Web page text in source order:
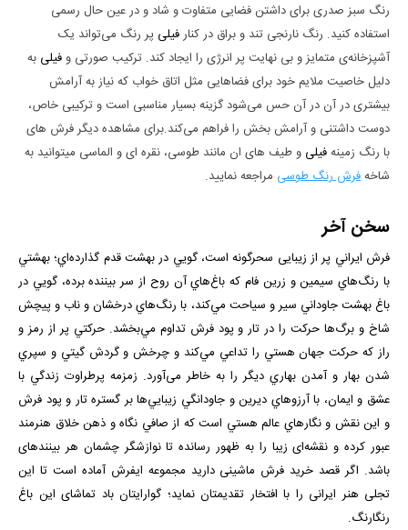
رنگ سبز صدری برای داشتن فضایی متفاوت و شاد و در عین حال رسمی
استفاده کنید. رنگ نارنجی تند و براق در کنارفیلی پر رنگ می‌تواند یک
آشپزخانه‌ی متمایز و بی نهایت پر انرژی را ایجاد کند. ترکیب صورتی و فیلی به
دلیل خاصیت ملایم خود برای فضا‌هایی مثل اتاق خواب که نیاز به آرامش
بیشتری در آن در آن حس می‌شود گزینه بسیار مناسبی است و ترکیبی خاص،
دوست داشتنی و آرامش بخش را فراهم می‌کند.برای مشاهده دیگر فرش های
با رنگ زمینهفیلی و طیف های ان مانند طوسی، نقره ای و الماسی میتوانید به
شاخهفرش رنگ طوسی مراجعه نمایید.
سخن آخر
فرش ايراني پر از زيبایی سحرگونه است، گويي در بهشت قدم گذارده‌اي؛ بهشتي
با رنگ‌هاي سيمين و زرين فام كه باغ‌هاي آن روح از سر بيننده برده، ‌گويي در
باغ بهشت جاوداني سير و سياحت مي‌كند، با رنگ‌هاي درخشان و ناب و پیچش
شاخ و برگ‌ها حركت را در تار و پود فرش تداوم مي‌بخشد. حركتي پر از رمز و
راز كه حركت جهان هستي را تداعي مي‌كند و چرخش و گردش گيتي و سپري
شدن بهار و آمدن بهاري ديگر را به خاطر می‌آورد. زمزمه پرطراوت زندگي با
عشق و ايمان، با آرزوهاي ديرين و جاودانگي زيبايي‌ها بر گستره تار و پود فرش
و اين نقش و نگارهاي عالم هستي است كه از صافي نگاه و ذهن خلاق هنرمند
عبور كرده و نقشه‌ای زیبا را به ظهور رسانده تا نوازشگر چشمان هر بیننده­ای
باشد. اگر قصد خرید فرش ماشینی دارید مجموعه ایفرش آماده است تا این
تجلی هنر ایرانی را با افتخار تقدیمتان نماید؛ گوارایتان باد تماشای این باغ
رنگارنگ.